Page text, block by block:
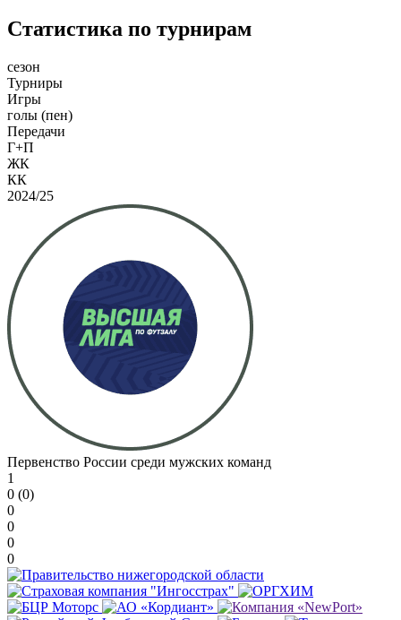
Статистика по турнирам
сезон
Турниры
Игры
голы (пен)
Передачи
Г+П
ЖК
КК
2024/25
Первенство России среди мужских команд
1
0 (0)
0
0
0
0